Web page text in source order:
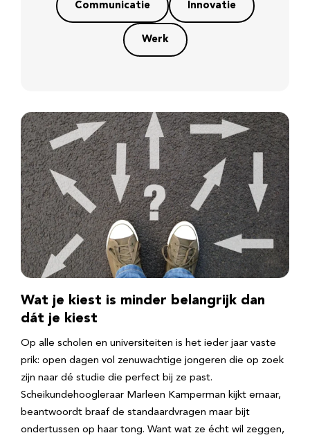
Communicatie Innovatie
Werk
Wat je kiest is minder belangrijk dan
dát je kiest
Op alle scholen en universiteiten is het ieder jaar vaste
prik: open dagen vol zenuwachtige jongeren die op zoek
zijn naar dé studie die perfect bij ze past.
Scheikundehoogleraar Marleen Kamperman kijkt ernaar,
beantwoordt braaf de standaardvragen maar bijt
ondertussen op haar tong. Want wat ze écht wil zeggen,